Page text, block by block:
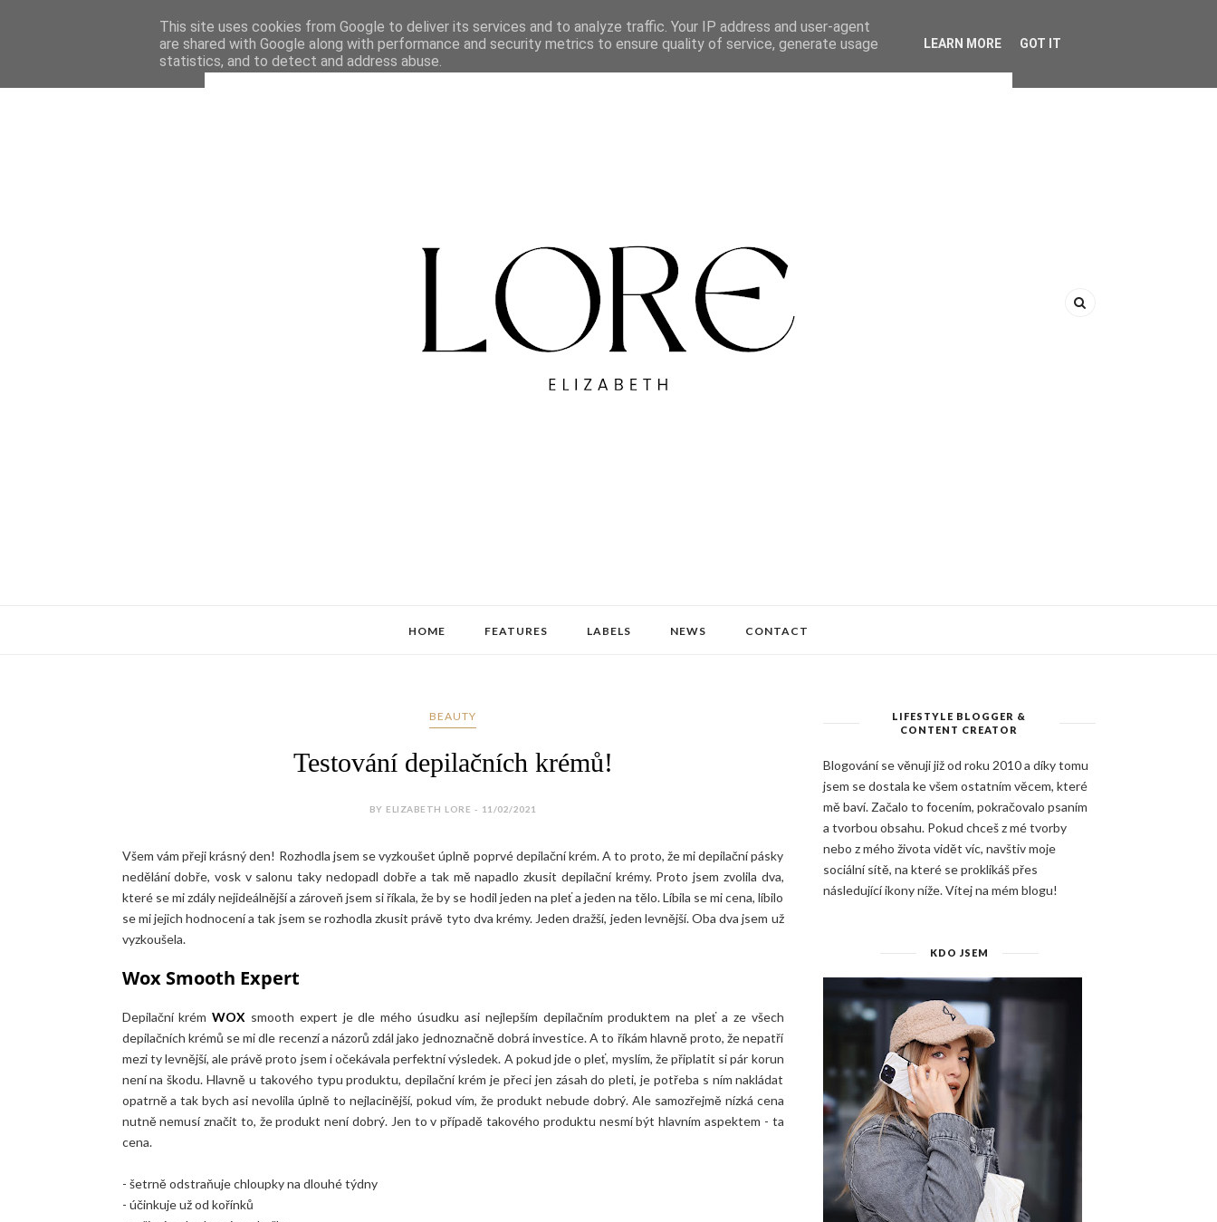
HOME FEATURES LABELS NEWS CONTACT
BEAUTY
Testování depilačních krémů!
BY ELIZABETH LORE - 11/02/2021
Všem vám přeji krásný den! Rozhodla jsem se vyzkoušet úplně poprvé depilační krém. A to proto, že mi depilační pásky
nedělání dobře, vosk v salonu taky nedopadl dobře a tak mě napadlo zkusit depilační krémy. Proto jsem zvolila dva,
které se mi zdály nejideálnější a zároveň jsem si říkala, že by se hodil jeden na pleť a jeden na tělo. Líbila se mi cena, líbilo
se mi jejich hodnocení a tak jsem se rozhodla zkusit právě tyto dva krémy. Jeden dražší, jeden levnější. Oba dva jsem už
vyzkoušela.
Wox Smooth Expert
Depilační krémWOX smooth expert je dle mého úsudku asi nejlepším depilačním produktem na pleť a ze všech
depilačních krémů se mi dle recenzí a názorů zdál jako jednoznačně dobrá investice. A to říkám hlavně proto, že nepatří
mezi ty levnější, ale právě proto jsem i očekávala perfektní výsledek. A pokud jde o pleť, myslím, že připlatit si pár korun
není na škodu. Hlavně u takového typu produktu, depilační krém je přeci jen zásah do pleti, je potřeba s ním nakládat
opatrně a tak bych asi nevolila úplně to nejlacinější, pokud vím, že produkt nebude dobrý. Ale samozřejmě nízká cena
nutně nemusí značit to, že produkt není dobrý. Jen to v případě takového produktu nesmí být hlavním aspektem - ta
cena.
- šetrně odstraňuje chloupky na dlouhé týdny
- účinkuje už od kořínků
LIFESTYLE BLOGGER &
CONTENT CREATOR
Blogování se věnuji již od roku 2010 a díky tomu
jsem se dostala ke všem ostatním věcem, které
mě baví. Začalo to focením, pokračovalo psaním
a tvorbou obsahu. Pokud chceš z mé tvorby
nebo z mého života vidět víc, navštiv moje
sociální sítě, na které se proklikáš přes
následující ikony níže. Vítej na mém blogu!
KDO JSEM
This site uses cookies from Google to deliver its services and to analyze traffic. Your IP address and user-agent
are shared with Google along with performance and security metrics to ensure quality of service, generate usage
statistics, and to detect and address abuse.
LEARN MORE GOT IT